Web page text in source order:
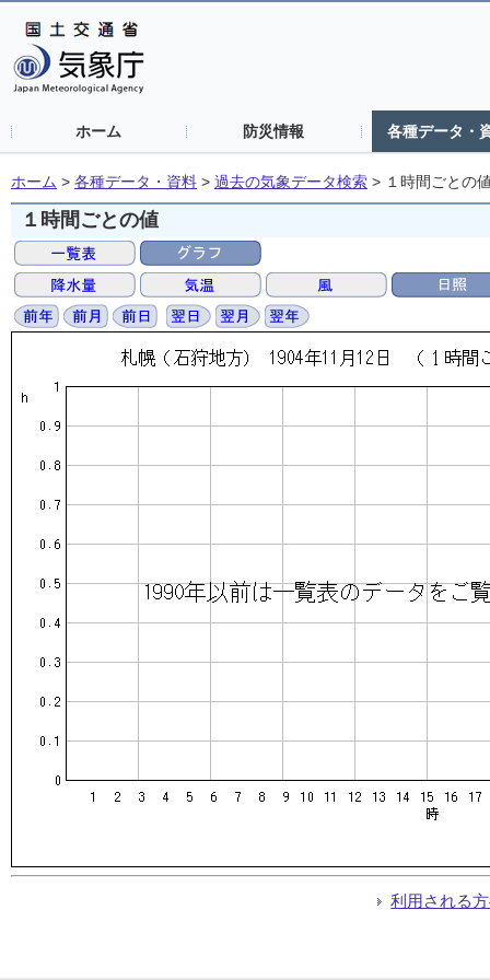
ホーム 防災情報 各種データ・
ホーム > 各種データ・資料 > 過去の気象データ検索 > １時間ごとの
１時間ごとの値
利用される